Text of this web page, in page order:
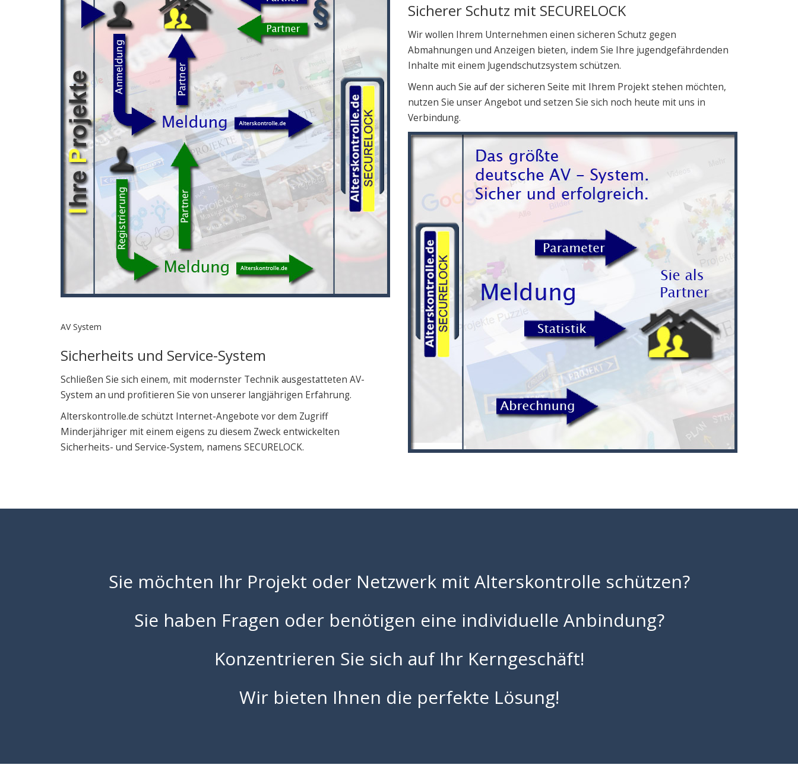
AV System
Sicherheits und Service-System
Schließen Sie sich einem, mit modernster Technik ausgestatteten AV-
System an und profitieren Sie von unserer langjährigen Erfahrung.
Alterskontrolle.de schützt Internet-Angebote vor dem Zugriff
Minderjähriger mit einem eigens zu diesem Zweck entwickelten
Sicherheits- und Service-System, namens SECURELOCK.
Sicherer Schutz mit SECURELOCK
Wir wollen Ihrem Unternehmen einen sicheren Schutz gegen
Abmahnungen und Anzeigen bieten, indem Sie Ihre jugendgefährdenden
Inhalte mit einem Jugendschutzsystem schützen.
Wenn auch Sie auf der sicheren Seite mit Ihrem Projekt stehen möchten,
nutzen Sie unser Angebot und setzen Sie sich noch heute mit uns in
Verbindung.
Sie möchten Ihr Projekt oder Netzwerk mit Alterskontrolle schützen?
Sie haben Fragen oder benötigen eine individuelle Anbindung?
Konzentrieren Sie sich auf Ihr Kerngeschäft!
Wir bieten Ihnen die perfekte Lösung!